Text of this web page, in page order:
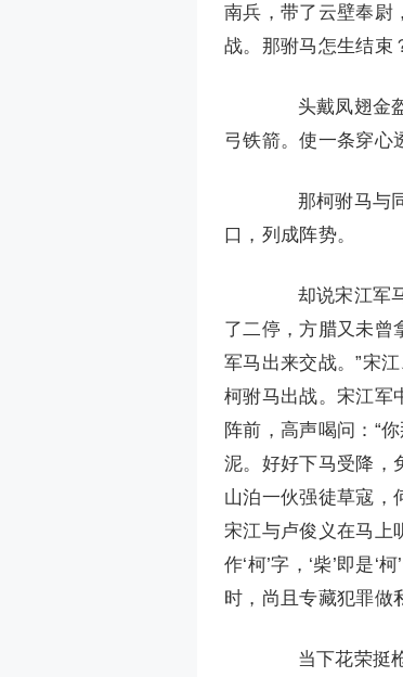
南兵，带了云壁奉尉
战。那驸马怎生结束
头戴凤翅金盔
弓铁箭。使一条穿心
那柯驸马与同
口，列成阵势。
却说宋江军马
了二停，方腊又未曾
军马出来交战。”宋
柯驸马出战。宋江军
阵前，高声喝问：“
泥。好好下马受降，
山泊一伙强徒草寇，
宋江与卢俊义在马上
作‘柯’字，‘柴’即是‘
时，尚且专藏犯罪做
当下花荣挺枪